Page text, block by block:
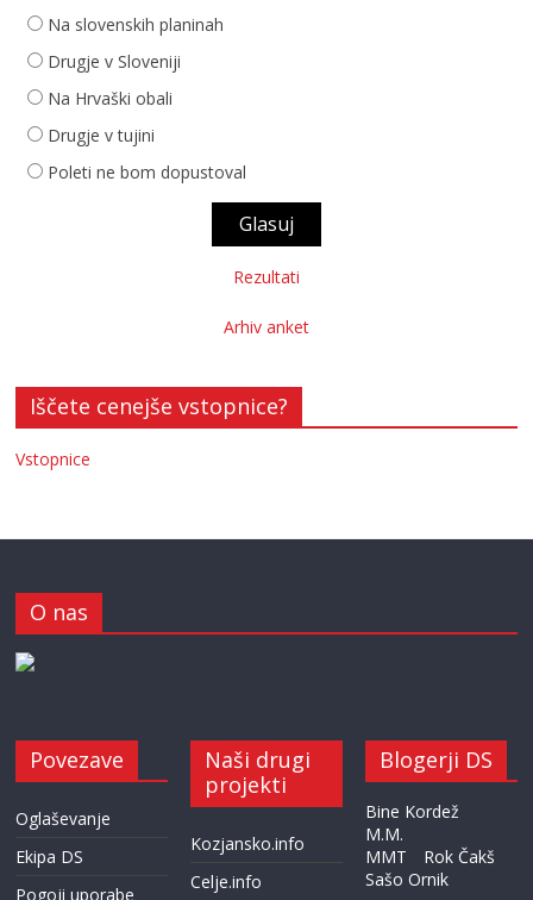
Na slovenskih planinah
Drugje v Sloveniji
Na Hrvaški obali
Drugje v tujini
Poleti ne bom dopustoval
Rezultati
Arhiv anket
Iščete cenejše vstopnice?
Vstopnice
O nas
Povezave
Oglaševanje
Ekipa DS
Pogoji uporabe
Naši drugi
projekti
Kozjansko.info
Celje.info
Blogerji DS
Bine Kordež
M.M.
MMT
Rok Čakš
Sašo Ornik